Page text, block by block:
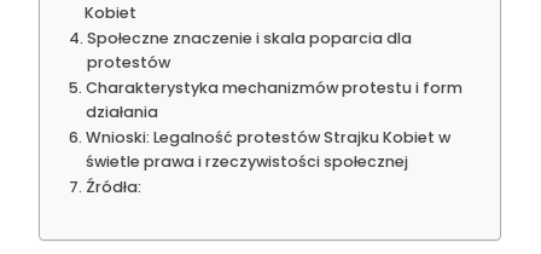
Kobiet
Społeczne znaczenie i skala poparcia dla
protestów
Charakterystyka mechanizmów protestu i form
działania
Wnioski: Legalność protestów Strajku Kobiet w
świetle prawa i rzeczywistości społecznej
Źródła: